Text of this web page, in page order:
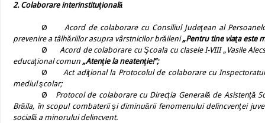
2. Colaborare interinstituţională
Ø
Acord de colaborare cu Consiliul Judeţean al
prevenire a tâlhăriilor asupra vârstnicilor brăileni„Pentru tine viaţa este
Ø
Acord de colaborare cu Şcoala cu clasele I-VIII „Vasile
educaţional comun„Atenţie la neatenţie!”;
Ø
Act adiţional la Protocolul de colaborare cu
mediul şcolar;
Ø
Protocol de colaborare cu Direcţia Generală de Asistenţă
Brăila, în scopul combaterii şi diminuării fenomenului delincvenţei
socială a minorului delincvent.